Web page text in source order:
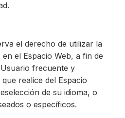
el derecho de utilizar la
en el Espacio Web, a fin de
frecuente y
realice del Espacio
de su idioma, o
o específicos.